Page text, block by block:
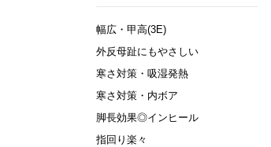
幅広・甲高(3E)
外反母趾にもやさしい
寒さ対策・吸湿発熱
寒さ対策・内ボア
脚長効果◎インヒール
指回り楽々